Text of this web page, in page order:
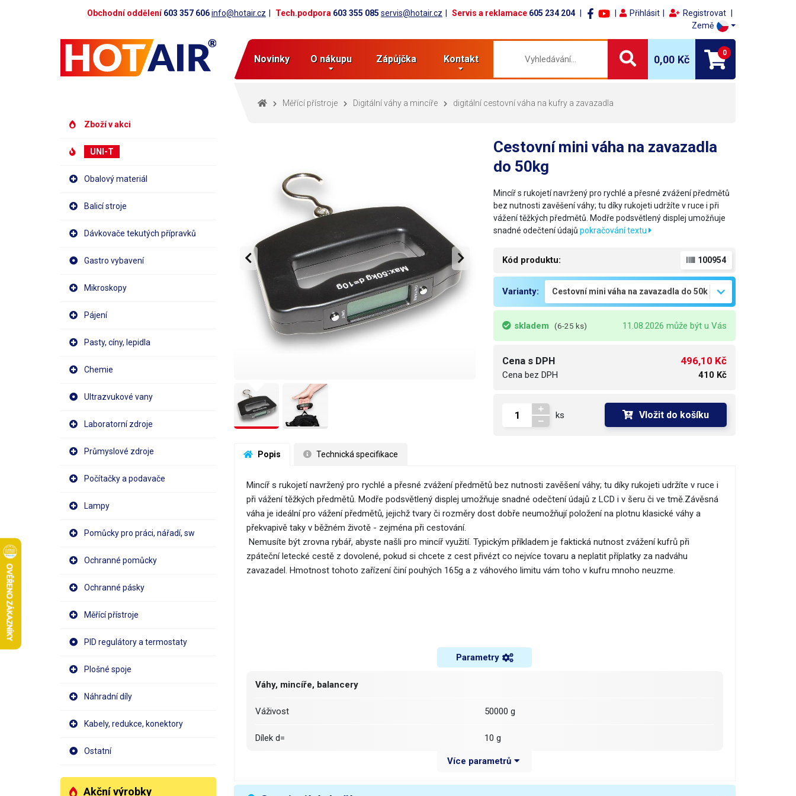
Obchodní oddělení603 357 606info@hotair.cz Tech.podpora 603 355 085 servis@hotair.cz Servis a reklamace 605 234 204 Přihlásit
Registrovat
Země
Novinky O nákupu Zápůjčka Kontakt 0,00 Kč
0
Zboží v akci
UNI-T
Obalový materiál
Balicí stroje
Dávkovače tekutých přípravků
Gastro vybavení
Mikroskopy
Pájení
Pasty, cíny, lepidla
Chemie
Ultrazvukové vany
Laboratorní zdroje
Průmyslové zdroje
Počítačky a podavače
Lampy
Pomůcky pro práci, nářadí, sw
Ochranné pomůcky
Ochranné pásky
Měřící přístroje
PID regulátory a termostaty
Plošné spoje
Náhradní díly
Kabely, redukce, konektory
Ostatní
Akční výrobky
Měřící přístroje Digitální váhy a mincíře digitální cestovní váha na kufry a zavazadla
Cestovní mini váha na zavazadla
do 50kg
Mincíř s rukojetí navržený pro rychlé a přesné zvážení předmětů
bez nutnosti zavěšení váhy; tu díky rukojeti udržíte v ruce i při
vážení těžkých předmětů. Modře podsvětlený displej umožňuje
snadné odečtení údajůpokračování textu
Kód produktu: 100954
Varianty:
skladem (6-25 ks) 11.08.2026 může být u Vás
Cena s DPH
Cena bez DPH
496,10 Kč
410 Kč
ks Vložit do košíku
Popis Technická specifikace
Mincíř s rukojetí navržený pro rychlé a přesné zvážení předmětů bez nutnosti zavěšení váhy; tu díky rukojeti udržíte v ruce i
při vážení těžkých předmětů. Modře podsvětlený displej umožňuje snadné odečtení údajů z LCD i v šeru či ve tmě.Závěsná
váha je ideální pro vážení předmětů, jejichž tvary či rozměry dost dobře neumožňují položení na plotnu klasické váhy a
překvapivě taky v běžném životě - zejména při cestování.
Nemusíte být zrovna rybář, abyste našli pro mincíř využití. Typickým příkladem je faktická nutnost zvážení kufrů při
zpáteční letecké cestě z dovolené, pokud si chcete z cest přivézt co nejvíce tovaru a neplatit příplatky za nadváhu
zavazadel. Hmotnost tohoto zařízení činí pouhých 165g a z váhového limitu vám toho v kufru mnoho neuzme.
Parametry
Váhy, mincíře, balancery
váživost 50000 g
dílek d= 10 g
d=10g
Více parametrů